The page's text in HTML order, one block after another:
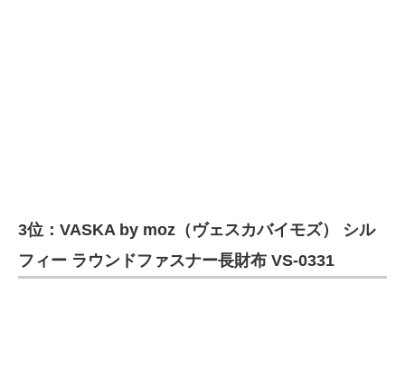
3位：VASKA by moz（ヴェスカバイモズ） シル
フィー ラウンドファスナー長財布 VS-0331